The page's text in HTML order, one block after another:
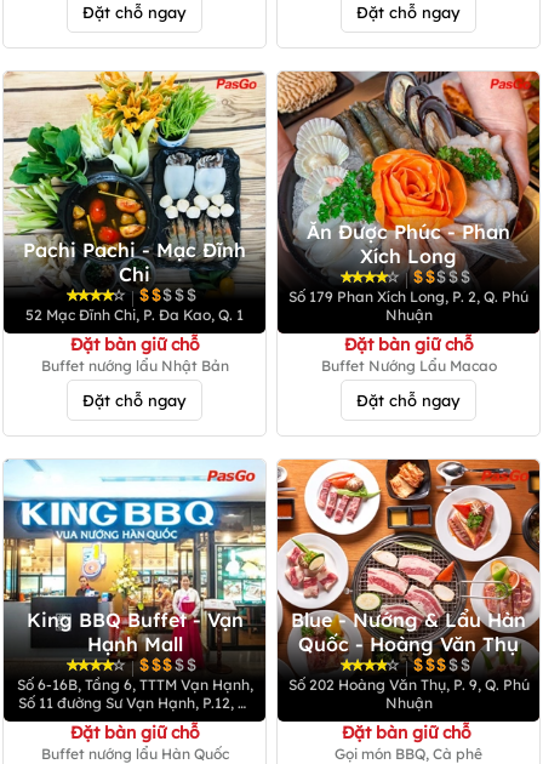
Đặt chỗ ngay Đặt chỗ ngay
Pachi Pachi - Mạc Đĩnh
Chi
|
52 Mạc Đĩnh Chi, P. Đa Kao, Q. 1
Đặt bàn giữ chỗ
Buffet nướng lẩu Nhật Bản
Đặt chỗ ngay
Ăn Được Phúc - Phan
Xích Long
|
Số 179 Phan Xích Long, P. 2, Q. Phú
Nhuận
Đặt bàn giữ chỗ
Buffet Nướng Lẩu Macao
Đặt chỗ ngay
King BBQ Buffet - Vạn
Hạnh Mall
|
Số 6-16B, Tầng 6, TTTM Vạn Hạnh,
Số 11 đường Sư Vạn Hạnh, P.12, Q.
10
Đặt bàn giữ chỗ
Buffet nướng lẩu Hàn Quốc
Blue - Nướng & Lẩu Hàn
Quốc - Hoàng Văn Thụ
|
Số 202 Hoàng Văn Thụ, P. 9, Q. Phú
Nhuận
Đặt bàn giữ chỗ
Gọi món BBQ, Cà phê